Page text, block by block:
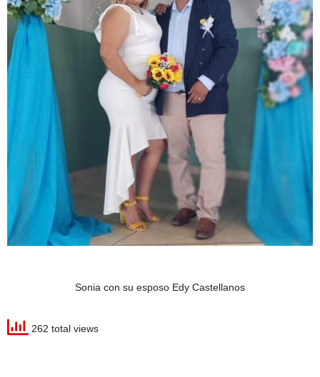
Sonia con su esposo Edy Castellanos
262 total views